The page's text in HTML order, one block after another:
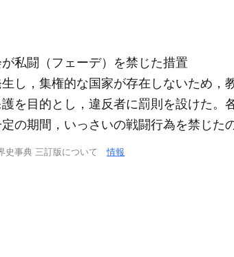
私闘（フェーデ）を禁じた措置
し，集権的な国家が存在しないため，
を目的とし，違反者に罰則を設けた。
の期間，いっさいの戦闘行為を禁じた
史事典 三訂版について情報